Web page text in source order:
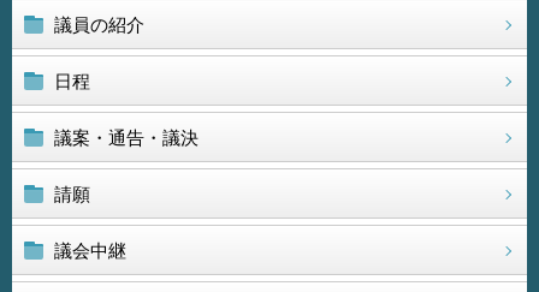
議員の紹介
日程
議案・通告・議決
請願
議会中継